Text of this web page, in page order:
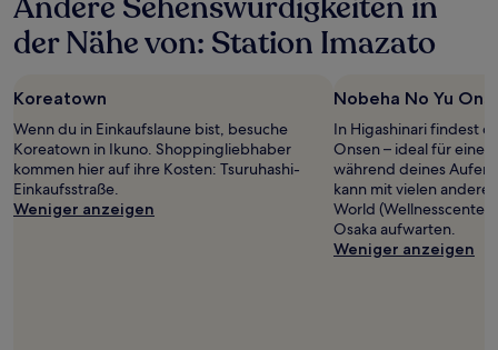
der Nähe von: Station Imazato
Koreatown
Wenn du in Einkaufslaune bist, besuche
Koreatown in Ikuno. Shoppingliebhaber
kommen hier auf ihre Kosten: Tsuruhashi-
Einkaufsstraße.
Weniger anzeigen
Nobeha No Yu
In Higashinari findest
Onsen – ideal für
während deines
kann mit vielen
World
Osaka aufwarten.
Weniger anzeigen